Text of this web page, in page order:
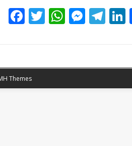
F
ac
b
o
o
T
w
er
W
h
s
p
M
e
e
g
T
el
gr
m
Themes